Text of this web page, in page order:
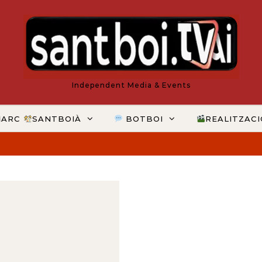
Independent Media & Events
SANTBOIÀ BOTBOI